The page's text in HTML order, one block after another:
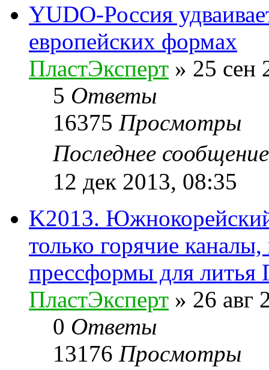
YUDO-Россия
европейских формах
ПластЭксперт » 25 сен
5 Ответы
16375 Просмотры
Последнее
12 дек 2013, 08:35
K2013.
только горячие
прессформы для
ПластЭксперт » 26 авг
0 Ответы
13176 Просмотры